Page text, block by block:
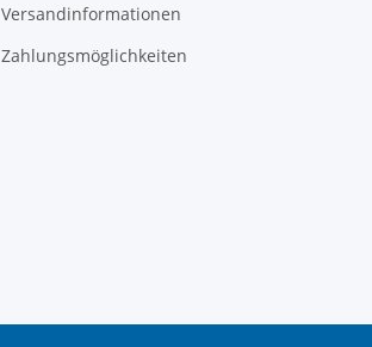
Versandinformationen
Zahlungsmöglichkeiten